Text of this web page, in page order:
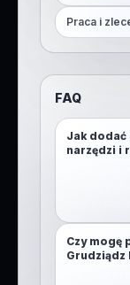
Praca i
FAQ
Jak dodać
narzędzi i
Czy mogę
Grudziądz